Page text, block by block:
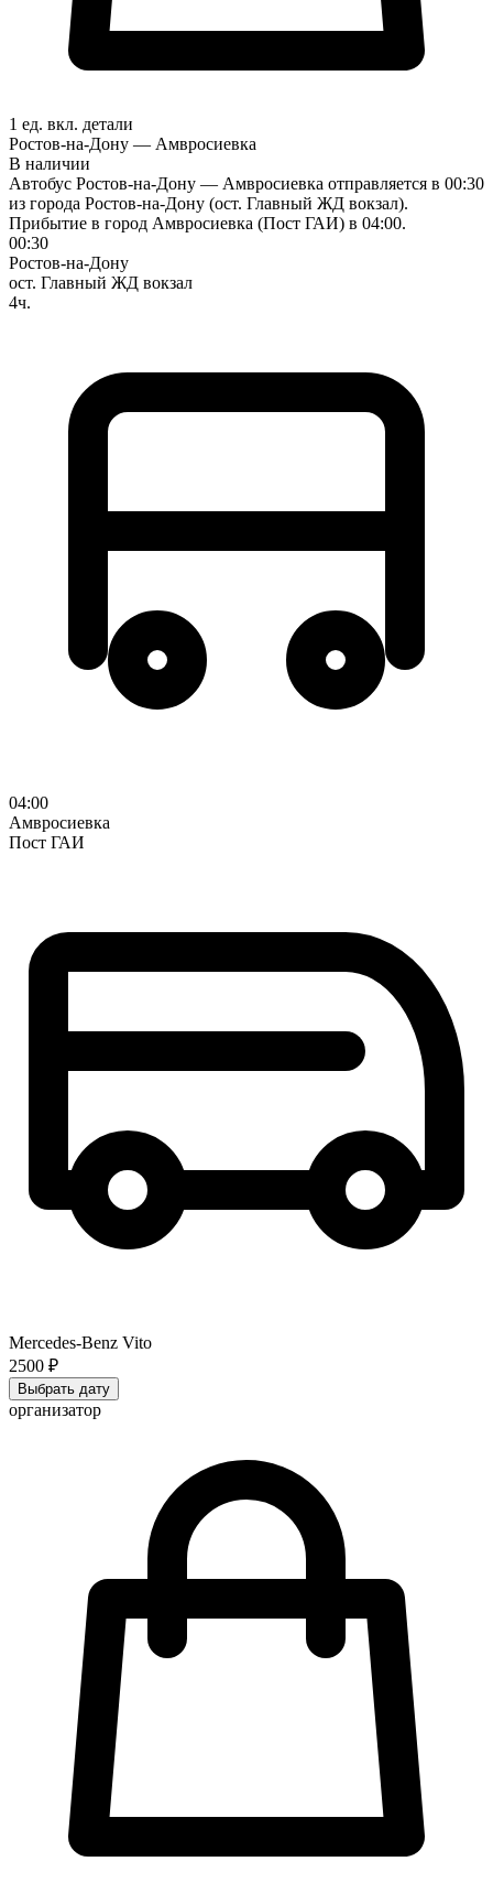
1 ед. вкл. детали
Ростов-на-Дону — Амвросиевка
В наличии
Автобус Ростов-на-Дону — Амвросиевка отправляется в 00:30
из города Ростов-на-Дону (ост. Главный ЖД вокзал).
Прибытие в город Амвросиевка (Пост ГАИ) в 04:00.
00:30
Ростов-на-Дону
ост. Главный ЖД вокзал
4ч.
04:00
Амвросиевка
Пост ГАИ
Mercedes-Benz Vito
2500 ₽
Выбрать дату
организатор